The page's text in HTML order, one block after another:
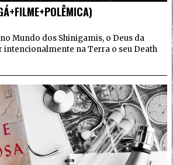
Mundo dos Shinigamis, o Deus da
intencionalmente na Terra o seu Death